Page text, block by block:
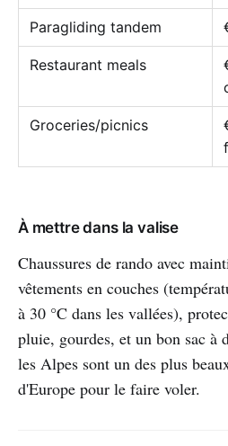
Paragliding tandem
Restaurant meals
Groceries/picnics
À mettre dans la valise
Chaussures de rando avec
vêtements en couches
à 30 °C dans les vallées),
pluie, gourdes, et un bon sac à
les Alpes sont un des plus
d'Europe pour le faire voler.